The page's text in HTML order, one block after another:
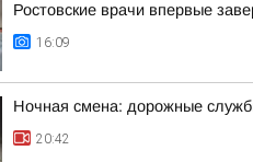
Ростовские врачи впервые
16:09
Ночная смена: дорожные
20:42